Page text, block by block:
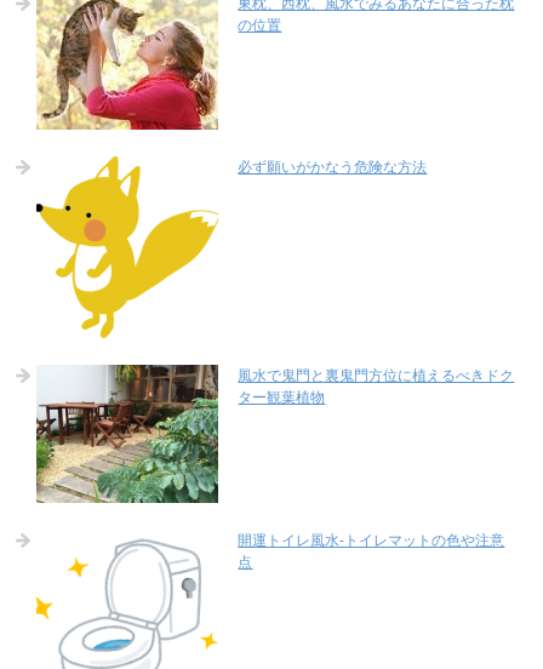
東枕、西枕、風水でみるあなたに合った枕
の位置
必ず願いがかなう危険な方法
風水で鬼門と裏鬼門方位に植えるべきドク
ター観葉植物
開運トイレ風水-トイレマットの色や注意
点